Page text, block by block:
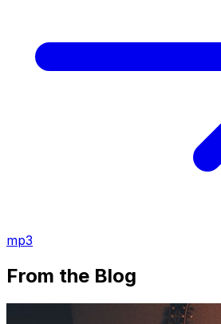
mp3
From the Blog